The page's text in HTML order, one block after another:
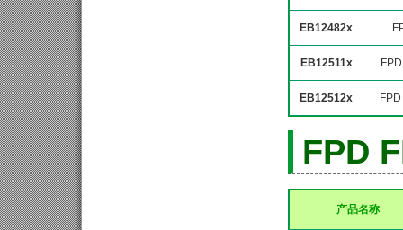
EB12482x
EB12511x
EB12512x
FPD
产品名称